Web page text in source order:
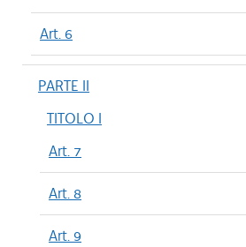
Art. 6
PARTE II
TITOLO I
Art. 7
Art. 8
Art. 9